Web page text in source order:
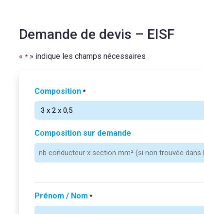
Demande de devis – EISF
« *» indique les champs nécessaires
Composition *
Composition sur demande
Prénom / Nom *